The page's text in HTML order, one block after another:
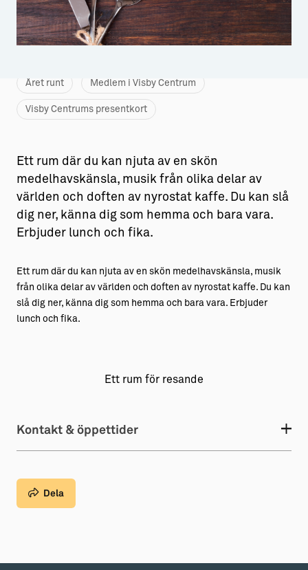
Aktiviteter
Möten & kongresser
Hansestaden världsarv
Almedalsveckan
Medeltidsveckan
Visby Centrum
→ Gutamål och gotländska
→ Hyra bostad
→ Köpa bostad
Allt om livet på Ön
→ Fritidsliv
→ Föreningsliv
→ Tonårsliv
Barn & Familj
Året runt Medlem i Visby Centrum
Visby Centrums presentkort
Ett rum där du kan njuta av en skön
medelhavskänsla, musik från olika delar av
världen och doften av nyrostat kaffe. Du kan slå
dig ner, känna dig som hemma och bara vara.
Erbjuder lunch och fika.
Ett rum där du kan njuta av en skön medelhavskänsla, musik
från olika delar av världen och doften av nyrostat kaffe. Du kan
slå dig ner, känna dig som hemma och bara vara. Erbjuder
lunch och fika.
Ett rum för resande
Kontakt & öppettider
Dela